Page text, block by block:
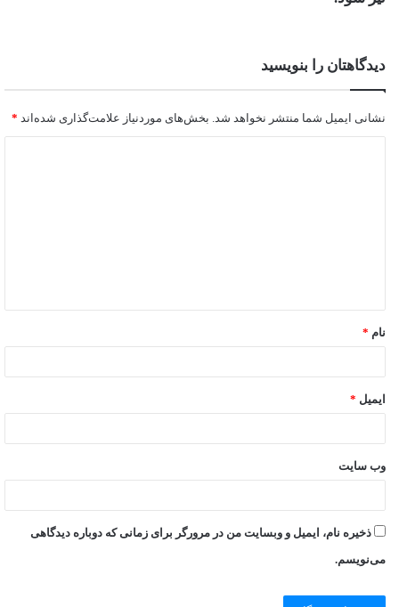
دیدگاهتان را بنویسید
نشانی ایمیل شما منتشر نخواهد شد. بخش‌های موردنیاز علامت‌گذاری شده‌اند *
نام *
ایمیل *
وب‌ سایت
ذخیره نام، ایمیل و وبسایت من در مرورگر برای زمانی که دوباره دیدگاهی
می‌نویسم.